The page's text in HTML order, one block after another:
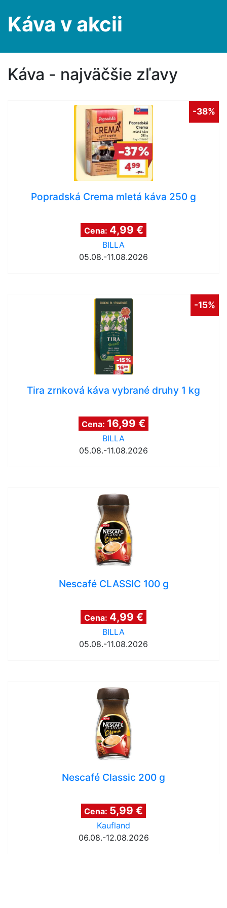
Káva v akcii
Káva - najväčšie zľavy
-38%
Popradská Crema mletá káva 250 g
Cena: 4,99 €
BILLA
05.08.-11.08.2026
-15%
Tira zrnková káva vybrané druhy 1 kg
Cena: 16,99 €
BILLA
05.08.-11.08.2026
Nescafé CLASSIC 100 g
Cena: 4,99 €
BILLA
05.08.-11.08.2026
Nescafé Classic 200 g
Cena: 5,99 €
Kaufland
06.08.-12.08.2026